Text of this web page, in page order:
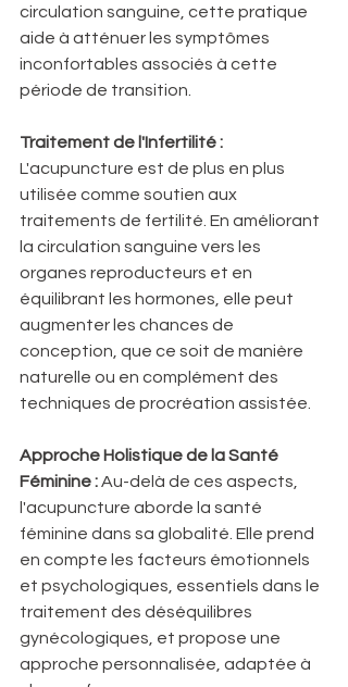
circulation sanguine, cette pratique
aide à atténuer les symptômes
inconfortables associés à cette
période de transition.
Traitement de l'Infertilité :
L'acupuncture est de plus en plus
utilisée comme soutien aux
traitements de fertilité. En améliorant
la circulation sanguine vers les
organes reproducteurs et en
équilibrant les hormones, elle peut
augmenter les chances de
conception, que ce soit de manière
naturelle ou en complément des
techniques de procréation assistée.
Approche Holistique de la Santé
Féminine : Au-delà de ces aspects,
l'acupuncture aborde la santé
féminine dans sa globalité. Elle prend
en compte les facteurs émotionnels
et psychologiques, essentiels dans le
traitement des déséquilibres
gynécologiques, et propose une
approche personnalisée, adaptée à